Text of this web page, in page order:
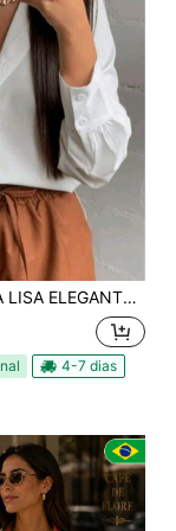
BÁSICA DIA A DIA CORES DO MOMENTO
4-7 dias